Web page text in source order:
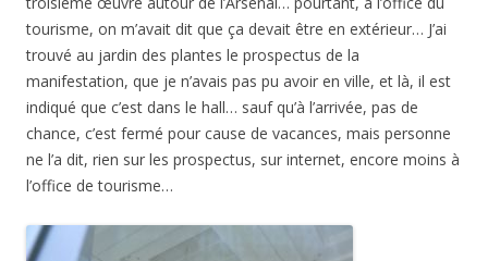
tourisme, on m’avait dit que ça devait être en extérieur… J’ai
trouvé au jardin des plantes le prospectus de la
manifestation, que je n’avais pas pu avoir en ville, et là, il est
indiqué que c’est dans le hall… sauf qu’à l’arrivée, pas de
chance, c’est fermé pour cause de vacances, mais personne
ne l’a dit, rien sur les prospectus, sur internet, encore moins à
l’office de tourisme…